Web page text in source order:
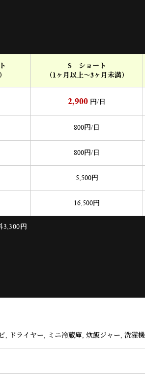
S ショート
（1ヶ月以上～3ヶ月未満）
2,900 円/日
800円/日
800円/日
5,500円
16,500円
円
, ドライヤー, ミニ冷蔵庫, 炊飯ジャー, 洗濯機